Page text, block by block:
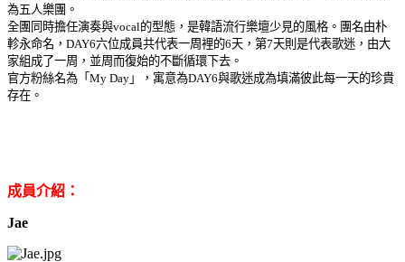
為五人樂團。
全團同時擔任演奏與vocal的型態，是韓語流行樂壇少見的風格。團名由朴
軫永命名，DAY6六位成員共代表一周裡的6天，第7天則是代表歌迷，由大
家組成了一周，並周而復始的不斷循環下去。
官方粉絲名為「My Day」，寓意為DAY6與歌迷成為填滿彼此每一天的珍貴
存在。
成員介紹：
Jae